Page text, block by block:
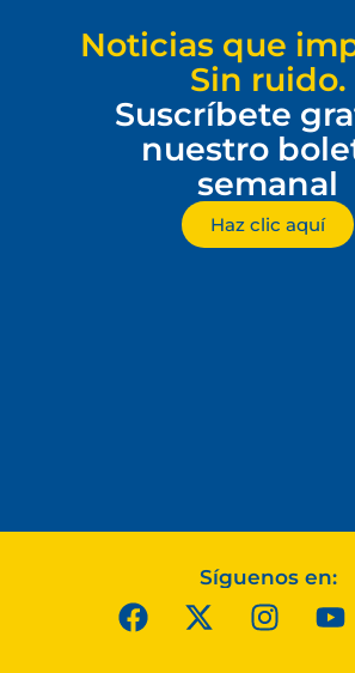
Noticias que
Sin ruido.
Suscríbete
nuestro
semanal
Haz clic aquí
Síguenos en: